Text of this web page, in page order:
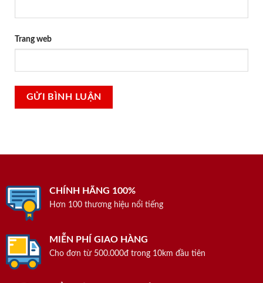
Trang web
CHÍNH HÃNG 100%
Hơn 100 thương hiệu nổi tiếng
MIỄN PHÍ GIAO HÀNG
Cho đơn từ 500.000đ trong 10km đầu tiên